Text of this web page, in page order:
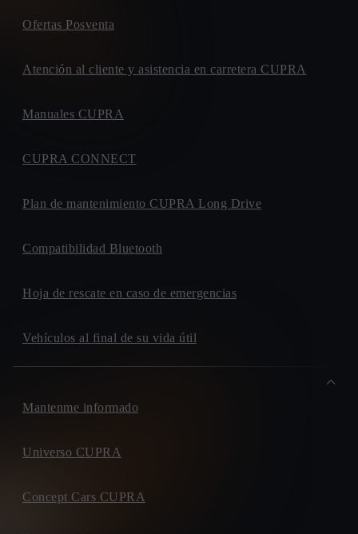
Ofertas Posventa
Atención al cliente y asistencia en carretera CUPRA
Manuales CUPRA
CUPRA CONNECT
Plan de mantenimiento CUPRA Long Drive
Compatibilidad Bluetooth
Hoja de rescate en caso de emergencias
Vehículos al final de su vida útil
Mantenme informado
Universo CUPRA
Concept Cars CUPRA